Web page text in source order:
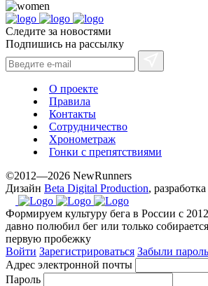
Следите за новостями
Подпишись на рассылку
О проекте
Правила
Контакты
Сотрудничество
Хронометраж
Гонки с препятствиями
©2012—2026 NewRunners
Дизайн Beta Digital Production, разработка
Формируем культуру бега в России с
давно полюбил бег или только
первую пробежку
Войти Зарегистрироваться Забыли
Адрес электронной почты
Пароль